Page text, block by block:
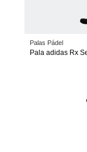
Palas Pádel
Pala adidas Rx